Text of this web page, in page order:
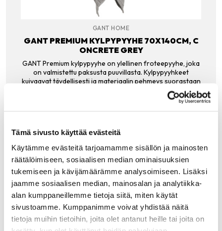
Tämä sivusto käyttää evästeitä
Käytämme evästeitä tarjoamamme sisällön ja mainosten
räätälöimiseen, sosiaalisen median ominaisuuksien
tukemiseen ja kävijämäärämme analysoimiseen. Lisäksi
jaamme sosiaalisen median, mainosalan ja analytiikka-
alan kumppaneillemme tietoja siitä, miten käytät
sivustoamme. Kumppanimme voivat yhdistää näitä
tietoja muihin tietoihin, joita olet antanut heille tai joita on
GANT HOME
GANT PREMIUM KYLPYPYYHE 70X140CM, C
ONCRETE GREY
GANT Premium kylpypyyhe on ylellinen froteepyyhe, joka
on valmistettu paksusta puuvillasta. Kylpypyyhkeet
kuivaavat täydellisesti ja materiaalin pehmeys suorastaan
Tutustu myös